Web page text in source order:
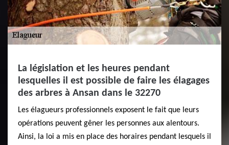
La législation et les heures pendant
lesquelles il est possible de faire les élagages
des arbres à Ansan dans le 32270
Les élagueurs professionnels exposent le fait que leurs
opérations peuvent gêner les personnes aux alentours.
Ainsi, la loi a mis en place des horaires pendant lesquels il